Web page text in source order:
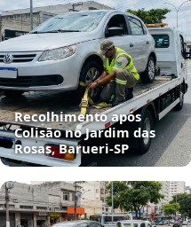
Recolhimento após
Colisão no Jardim das
Rosas, Barueri‑SP